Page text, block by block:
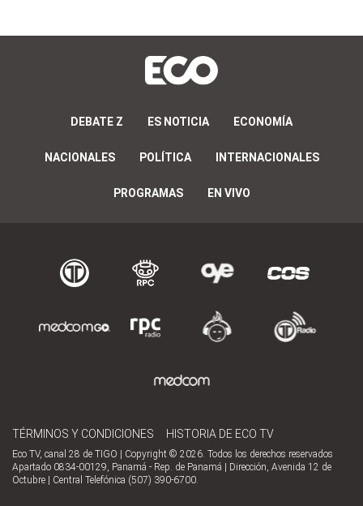
DEBATE Z ES NOTICIA ECONOMÍA
NACIONALES POLÍTICA INTERNACIONALES
PROGRAMAS EN VIVO
TÉRMINOS Y CONDICIONES HISTORIA DE ECO TV
Eco TV, canal 28 de TIGO | Copyright © 2026. Todos los derechos reservados
Apartado 0834-00129, Panamá - Rep. de Panamá | Dirección, Avenida 12 de
Octubre | Central Telefónica (507) 390-6700.